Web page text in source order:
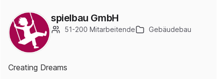
spielbau GmbH
51-200 Mitarbeitende Gebäudebau
Creating Dreams